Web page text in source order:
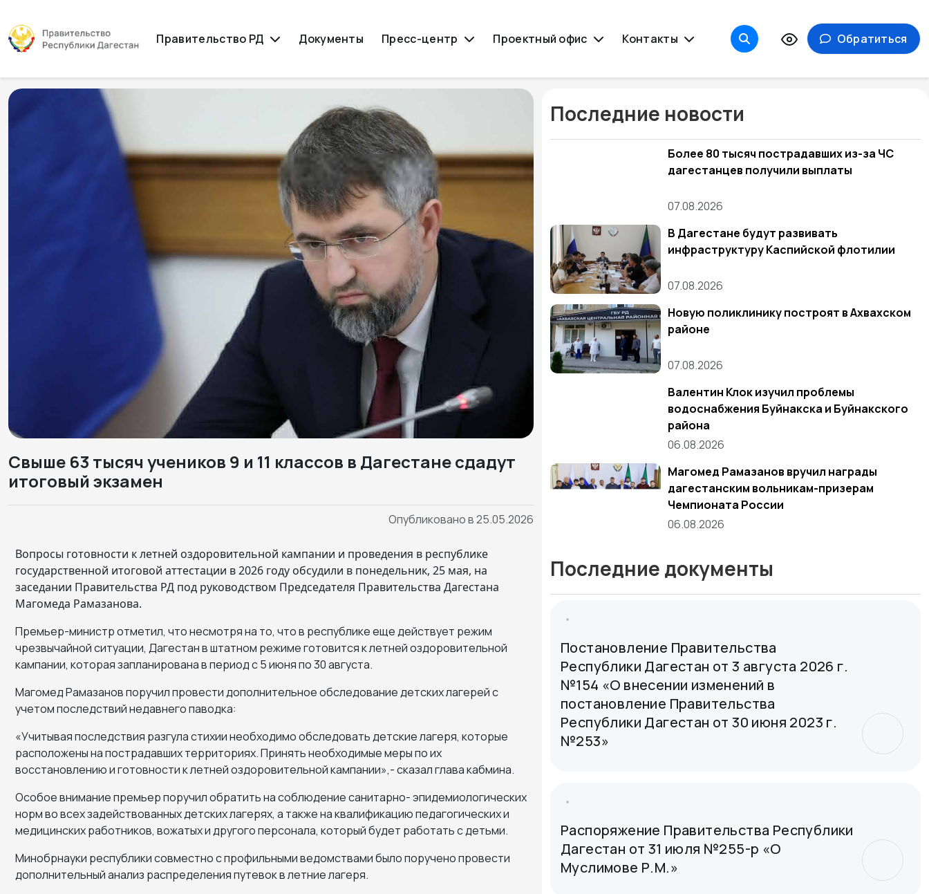
Правительство РД Документы Пресс-центр Проектный офис Контакты Обратиться
Свыше 63 тысяч учеников 9 и 11 классов в Дагестане сдадут
итоговый экзамен
Опубликовано в 25.05.2026
Вопросы готовности к летней оздоровительной кампании и проведения в республике
государственной итоговой аттестации в 2026 году обсудили в понедельник, 25 мая, на
заседании Правительства РД под руководством Председателя Правительства Дагестана
Магомеда Рамазанова.
Премьер-министр отметил, что несмотря на то, что в республике еще действует режим
чрезвычайной ситуации, Дагестан в штатном режиме готовится к летней оздоровительной
кампании, которая запланирована в период с 5 июня по 30 августа.
Магомед Рамазанов поручил провести дополнительное обследование детских лагерей с
учетом последствий недавнего паводка:
«Учитывая последствия разгула стихии необходимо обследовать детские лагеря, которые
расположены на пострадавших территориях. Принять необходимые меры по их
восстановлению и готовности к летней оздоровительной кампании»,- сказал глава кабмина.
Особое внимание премьер поручил обратить на соблюдение санитарно- эпидемиологических
норм во всех задействованных детских лагерях, а также на квалификацию педагогических и
медицинских работников, вожатых и другого персонала, который будет работать с детьми.
Минобрнауки республики совместно с профильными ведомствами было поручено провести
дополнительный анализ распределения путевок в летние лагеря.
Последние новости
Более 80 тысяч пострадавших из-за ЧС
дагестанцев получили выплаты
07.08.2026
В Дагестане будут развивать
инфраструктуру Каспийской флотилии
07.08.2026
Новую поликлинику построят в Ахвахском
районе
07.08.2026
Валентин Клок изучил проблемы
водоснабжения Буйнакска и Буйнакского
района
06.08.2026
Магомед Рамазанов вручил награды
дагестанским вольникам-призерам
Чемпионата России
06.08.2026
Последние документы
Постановление Правительства
Республики Дагестан от 3 августа 2026 г.
№154 «О внесении изменений в
постановление Правительства
Республики Дагестан от 30 июня 2023 г.
№253»
Распоряжение Правительства Республики
Дагестан от 31 июля №255-р «О
Муслимове Р.М.»